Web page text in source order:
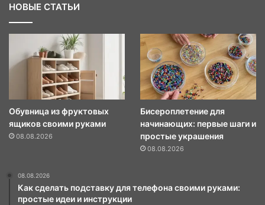
НОВЫЕ СТАТЬИ
Обувница из фруктовых
ящиков своими руками
08.08.2026
Бисероплетение для
начинающих: первые шаги и
простые украшения
08.08.2026
08.08.2026
Как сделать подставку для телефона своими руками:
простые идеи и инструкции